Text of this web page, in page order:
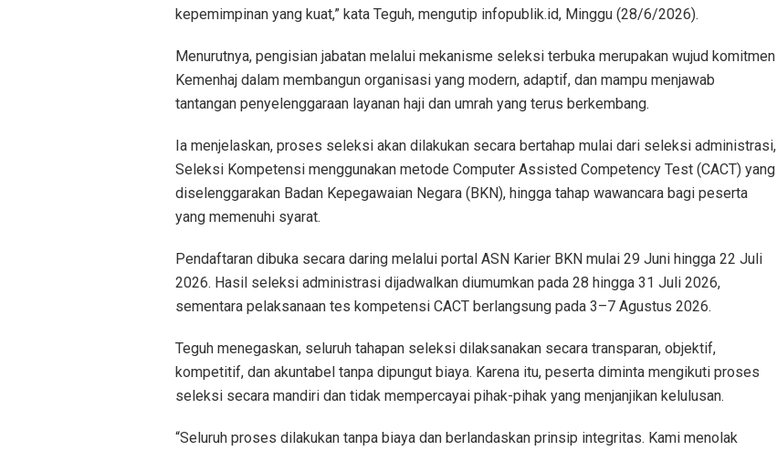
kepemimpinan yang kuat,” kata Teguh, mengutip infopublik.id, Minggu (28/6/2026).
Menurutnya, pengisian jabatan melalui mekanisme seleksi terbuka merupakan wujud komitmen
Kemenhaj dalam membangun organisasi yang modern, adaptif, dan mampu menjawab
tantangan penyelenggaraan layanan haji dan umrah yang terus berkembang.
Ia menjelaskan, proses seleksi akan dilakukan secara bertahap mulai dari seleksi administrasi,
Seleksi Kompetensi menggunakan metode Computer Assisted Competency Test (CACT) yang
diselenggarakan Badan Kepegawaian Negara (BKN), hingga tahap wawancara bagi peserta
yang memenuhi syarat.
Pendaftaran dibuka secara daring melalui portal ASN Karier BKN mulai 29 Juni hingga 22 Juli
2026. Hasil seleksi administrasi dijadwalkan diumumkan pada 28 hingga 31 Juli 2026,
sementara pelaksanaan tes kompetensi CACT berlangsung pada 3–7 Agustus 2026.
Teguh menegaskan, seluruh tahapan seleksi dilaksanakan secara transparan, objektif,
kompetitif, dan akuntabel tanpa dipungut biaya. Karena itu, peserta diminta mengikuti proses
seleksi secara mandiri dan tidak mempercayai pihak-pihak yang menjanjikan kelulusan.
“Seluruh proses dilakukan tanpa biaya dan berlandaskan prinsip integritas. Kami menolak